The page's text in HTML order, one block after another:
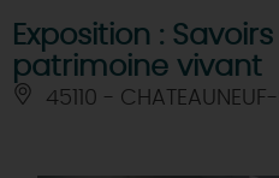
Exposition :
patrimoine vivant
45110 -